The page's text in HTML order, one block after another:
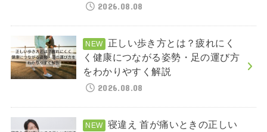
2026.08.08
正しい歩き方とは？疲れにく
く健康につながる姿勢・足の運び方
をわかりやすく解説
2026.08.08
寝違え 首が痛いときの正しい